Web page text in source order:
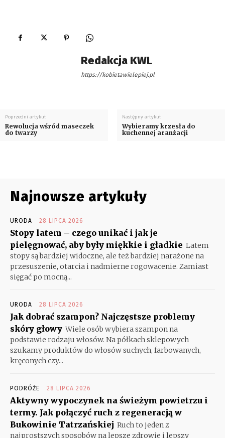
Redakcja KWL
https://kobietawielepiej.pl
Poprzedni artykuł
Rewolucja wśród maseczek
do twarzy
Następny artykuł
Wybieramy krzesła do
kuchennej aranżacji
Najnowsze artykuły
URODA 28 LIPCA 2026
Stopy latem – czego unikać i jak je
pielęgnować, aby były miękkie i gładkie Latem
stopy są bardziej widoczne, ale też bardziej narażone na
przesuszenie, otarcia i nadmierne rogowacenie. Zamiast
sięgać po mocną...
URODA 28 LIPCA 2026
Jak dobrać szampon? Najczęstsze problemy
skóry głowy Wiele osób wybiera szampon na
podstawie rodzaju włosów. Na półkach sklepowych
szukamy produktów do włosów suchych, farbowanych,
kręconych czy...
PODRÓŻE 28 LIPCA 2026
Aktywny wypoczynek na świeżym powietrzu i
termy. Jak połączyć ruch z regeneracją w
Bukowinie Tatrzańskiej Ruch to jeden z
najprostszych sposobów na lepsze zdrowie i lepszy